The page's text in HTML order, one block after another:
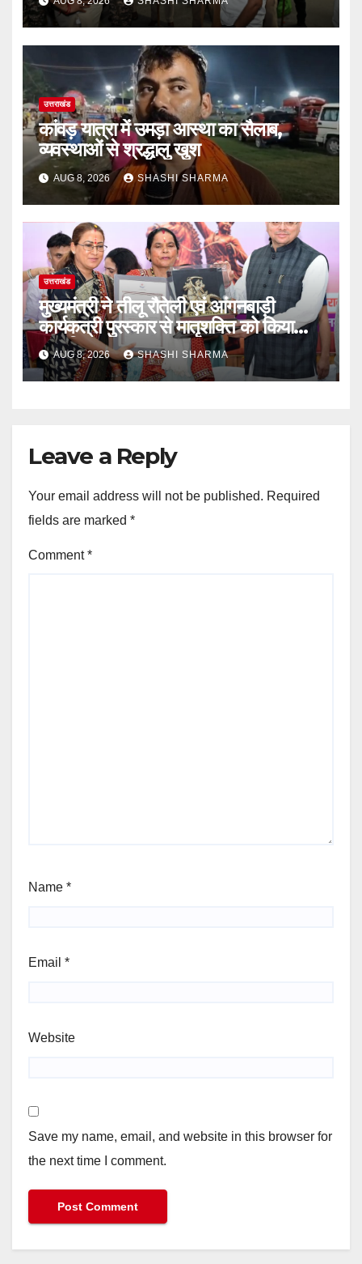
उत्तराखंड
कांवड़ यात्रा में उमड़ा आस्था का सैलाब,
व्यवस्थाओं से श्रद्धालु खुश
AUG 8, 2026 SHASHI SHARMA
उत्तराखंड
मुख्यमंत्री ने तीलू रौतेली एवं आंगनबाड़ी
कार्यकत्री पुरस्कार से मातृशक्ति को किया
सम्मानित
AUG 8, 2026 SHASHI SHARMA
Leave a Reply
Your email address will not be published. Required
fields are marked *
Comment*
Name *
Email *
Website
Save my name, email, and website in this browser for
the next time I comment.